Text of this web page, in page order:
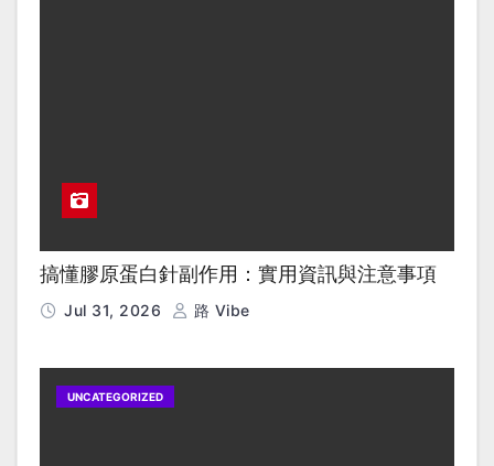
搞懂膠原蛋白針副作用：實用資訊與注意事項
Jul 31, 2026 路 Vibe
UNCATEGORIZED